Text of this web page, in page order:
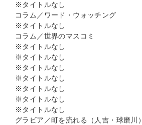
※タイトルなし
コラム／ワード・ウォッチング
※タイトルなし
コラム／世界のマスコミ
※タイトルなし
※タイトルなし
※タイトルなし
※タイトルなし
※タイトルなし
※タイトルなし
※タイトルなし
グラビア／町を流れる（人吉・球磨川）